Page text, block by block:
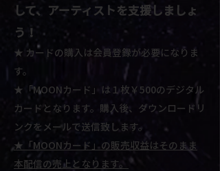
して、アーティストを支援しましょ
う！
★ カードの購入は会員登録が必要になりま
す。
★「MOONカード」は１枚￥500のデジタル
カードとなります。 購入後、ダウンロードリ
ンクをメールで送信致します。​
★ 「MOONカード」の販売収益はそのまま
本配信の売上となります。